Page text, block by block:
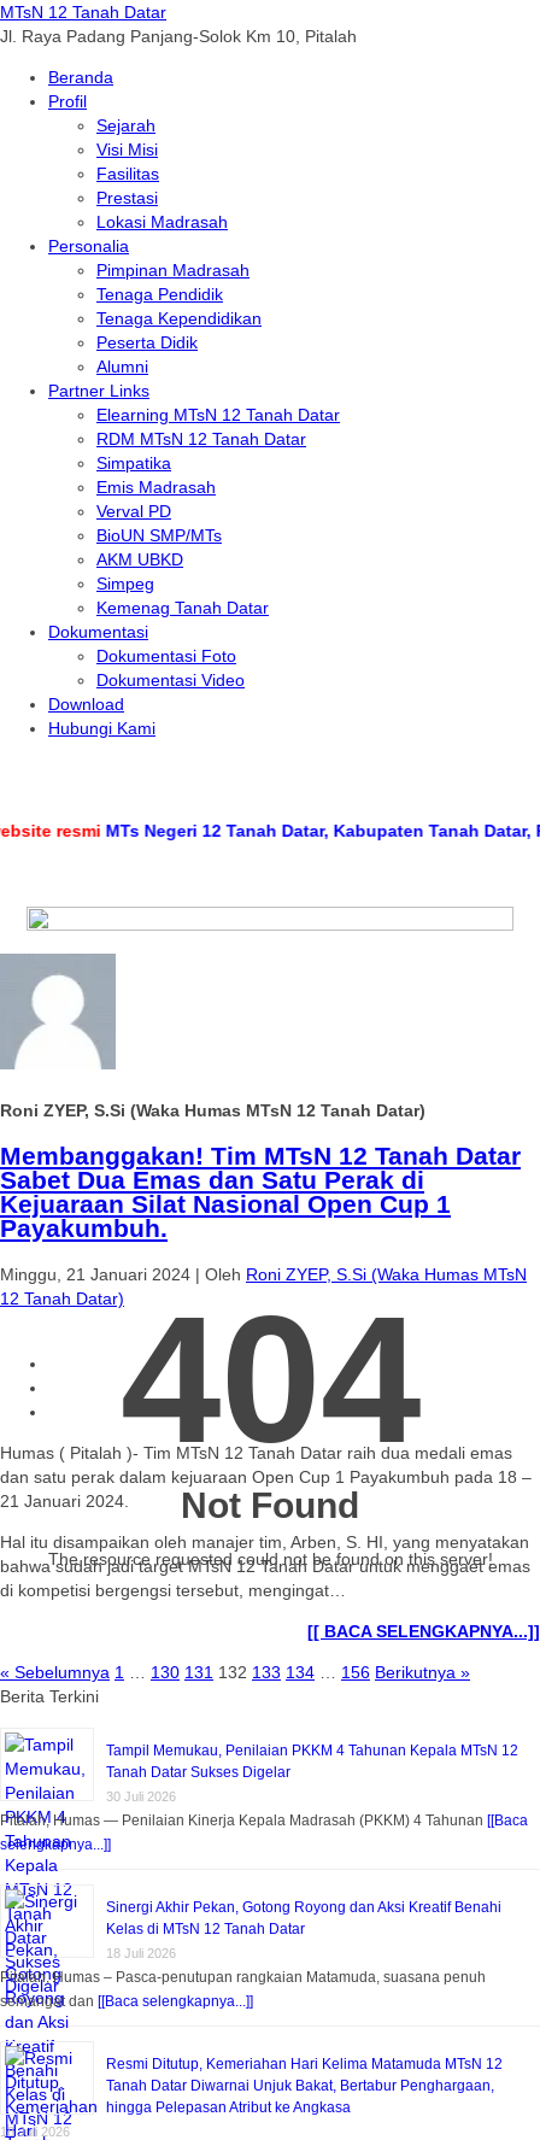
MTsN 12 Tanah Datar
Jl. Raya Padang Panjang-Solok Km 10, Pitalah
Beranda
Profil
Sejarah
Visi Misi
Fasilitas
Prestasi
Lokasi Madrasah
Personalia
Pimpinan Madrasah
Tenaga Pendidik
Tenaga Kependidikan
Peserta Didik
Alumni
Partner Links
Elearning MTsN 12 Tanah Datar
RDM MTsN 12 Tanah Datar
Simpatika
Emis Madrasah
Verval PD
BioUN SMP/MTs
AKM UBKD
Simpeg
Kemenag Tanah Datar
Dokumentasi
Dokumentasi Foto
Dokumentasi Video
Download
Hubungi Kami
resmi MTs Negeri 12 Tanah Datar, Kabupaten Tanah Datar,
Roni ZYEP, S.Si (Waka Humas MTsN 12 Tanah Datar)
Membanggakan! Tim MTsN 12 Tanah Datar
Sabet Dua Emas dan Satu Perak di
Kejuaraan Silat Nasional Open Cup 1
Payakumbuh.
Minggu, 21 Januari 2024 | Oleh Roni ZYEP, S.Si (Waka Humas MTsN
12 Tanah Datar)
Humas ( Pitalah )- Tim MTsN 12 Tanah Datar raih dua medali emas
dan satu perak dalam kejuaraan Open Cup 1 Payakumbuh pada 18 –
21 Januari 2024.
Hal itu disampaikan oleh manajer tim, Arben, S. HI, yang menyatakan
bahwa sudah jadi target MTsN 12 Tanah Datar untuk menggaet emas
di kompetisi bergengsi tersebut, mengingat…
[[ BACA SELENGKAPNYA...]]
« Sebelumnya 1 130 131 132 133 134 156 Berikutnya »
Berita Terkini
Tampil Memukau, Penilaian PKKM 4 Tahunan Kepala MTsN 12
Tanah Datar Sukses Digelar
30 Juli 2026
Pitalah, Humas — Penilaian Kinerja Kepala Madrasah (PKKM) 4 Tahunan [[Baca
selengkapnya...]]
Sinergi Akhir Pekan, Gotong Royong dan Aksi Kreatif Benahi
Kelas di MTsN 12 Tanah Datar
18 Juli 2026
Pitalah, Humas – Pasca-penutupan rangkaian Matamuda, suasana penuh
semangat dan [[Baca selengkapnya...]]
Resmi Ditutup, Kemeriahan Hari Kelima Matamuda MTsN 12
Tanah Datar Diwarnai Unjuk Bakat, Bertabur Penghargaan,
hingga Pelepasan Atribut ke Angkasa
18 Juli 2026
404
Not Found
The resource requested could not be found on this server!